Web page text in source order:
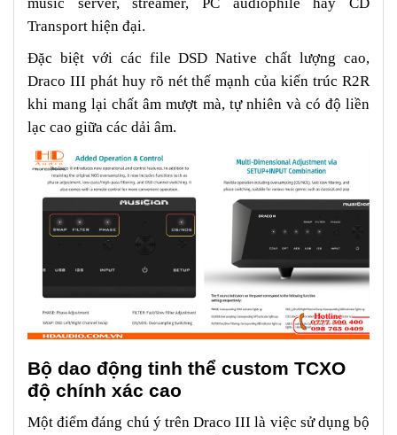
Transport hiện đại.
Đặc biệt với các file DSD Native chất lượng cao,
Draco III phát huy rõ nét thế mạnh của kiến trúc R2R
khi mang lại chất âm mượt mà, tự nhiên và có độ liền
lạc cao giữa các dải âm.
Bộ dao động tinh thể custom TCXO
độ chính xác cao
Một điểm đáng chú ý trên Draco III là việc sử dụng bộ